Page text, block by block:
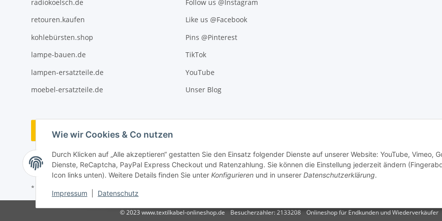
Wie wir Cookies & Co nutzen
Durch Klicken auf „Alle akzeptieren“ gestatten Sie den Einsatz folgender Dienste auf unserer Website: YouTube, Vimeo,
Dienste, ReCaptcha, PayPal Express Checkout und Ratenzahlung. Sie können die Einstellung jederzeit ändern
Icon links unten). Weitere Details finden Sie unter Konfigurieren und in unserer Datenschutzerklärung.
Impressum Datenschutz
radiokoelsch.de
retouren.kaufen
kohlebürsten.shop
lampe-bauen.de
lampen-ersatzteile.de
moebel-ersatzteile.de
Follow us @Instagram
Like us @Facebook
Pins @Pinterest
TikTok
YouTube
Unser Blog
Vertrag widerrufen
* Alle Preise inkl. gesetzlicher USt., ** siehe Lieferbedingungen, zzgl.
© 2023 www.textilkabel-onlineshop.de Besucherzähler: 2133208 Onlineshop für Endkunden und Wiederverkäufer